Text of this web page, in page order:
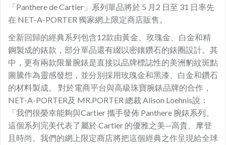
「Panthere de Cartier」系列單品將於 5 月2 日至 31 日率先
在 NET-A-PORTER 獨家網上限定商店販售。
全新回歸的經典系列包含12款由黃金、玫瑰金、白金和精
鋼製成的錶款，部分單品還有綴以密鑲鑽石的錶圈設計。其
中，更有兩款限量腕錶是直接以品牌標誌性的美洲豹紋斑點
圖騰作為靈感發想，並分別採用玫瑰金和黑漆、白金和鑽石
的材料製成。 對於電商平台與高級珠寶腕錶品牌的合作，
NET-A-PORTER及 MR.PORTER 總裁 Alison Loehnis說：
「我們很榮幸能夠與Cartier 攜手發佈 Panthere 腕錶系列。
這個系列完美代表了屬於 Cartier 的優雅之美—高貴、摩登
且時尚。我們的網上限定商店將把這個經典之作呈現給全球